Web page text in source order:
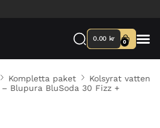
0.00 kr 0
Kompletta paket
Kolsyrat vatten
Blupura BluSoda 30 Fizz +